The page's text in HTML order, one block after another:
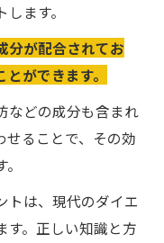
ます。
分が配合されてお
ができます。
などの成分も含まれ
せることで、その効
トは、現代のダイエ
す。正しい知識と方